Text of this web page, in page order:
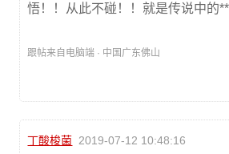
悟！！从此不碰！！就是传说中的
跟帖来自电脑端 · 中国广东佛山
丁酸梭菌 2019-07-12 10:48:16